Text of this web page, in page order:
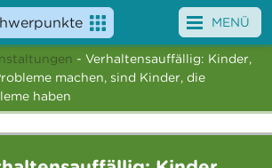
MENÜ
- Verhaltensauffällig: Kinder,
machen, sind Kinder, die
haben